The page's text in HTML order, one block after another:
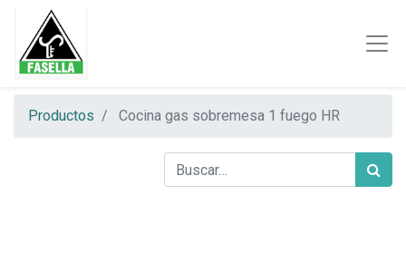
Productos Cocina gas sobremesa 1 fuego HR